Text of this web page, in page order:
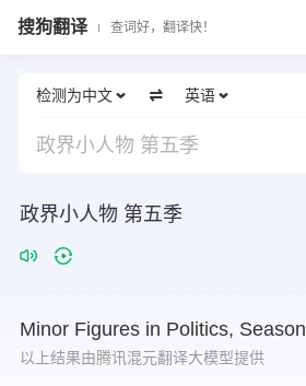
搜狗翻译 查词好，翻译快！
检测为中文 英语
政界小人物 第五季
政界小人物 第五季
Minor Figures in Politics, Season
以上结果由腾讯混元翻译大模型提供